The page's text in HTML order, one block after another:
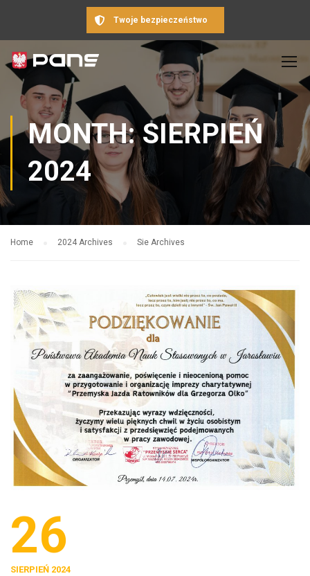
Twoje bezpieczeństwo
MONTH: SIERPIEŃ
2024
Home 2024 Archives Sie Archives
26
SIERPIEŃ 2024